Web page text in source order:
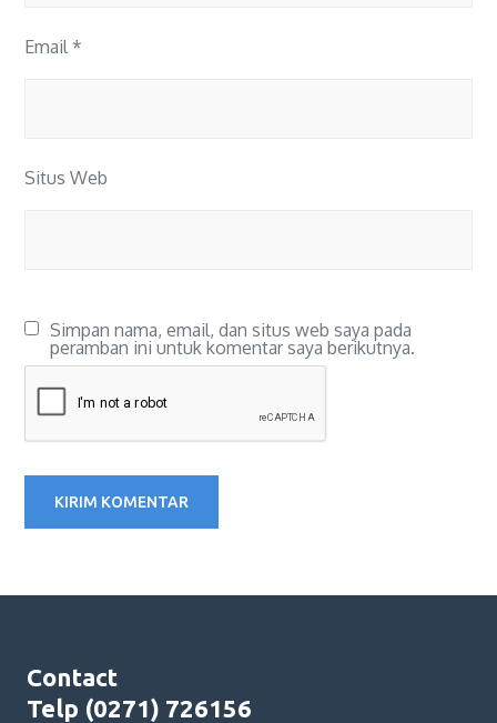
Email *
Situs Web
Simpan nama, email, dan situs web saya pada
peramban ini untuk komentar saya berikutnya.
Contact
Telp (0271) 726156